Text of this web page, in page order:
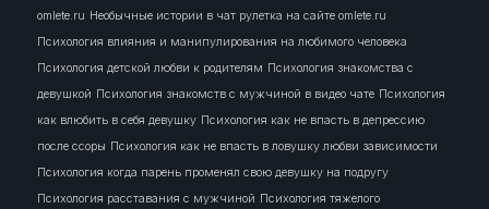
omlete.ru Необычные истории в чат рулетка на сайте omlete.ru
Психология влияния и манипулирования на любимого человека
Психология детской любви к родителям Психология знакомства с
девушкой Психология знакомств с мужчиной в видео чате Психология
как влюбить в себя девушку Психология как не впасть в депрессию
после ссоры Психология как не впасть в ловушку любви зависимости
Психология когда парень променял свою девушку на подругу
Психология расставания с мужчиной Психология тяжелого